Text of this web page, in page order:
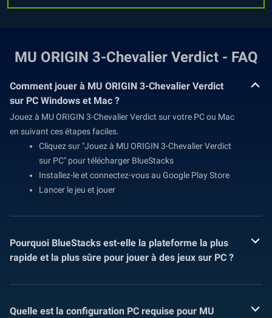
MU ORIGIN 3-Chevalier Verdict - FAQ
Comment jouer à MU ORIGIN 3-Chevalier Verdict
sur PC Windows et Mac ?
Jouez à MU ORIGIN 3-Chevalier Verdict sur votre PC ou Mac
en suivant ces étapes faciles.
Cliquez sur "Jouez à MU ORIGIN 3-Chevalier Verdict
sur PC" pour télécharger BlueStacks
Installez-le et connectez-vous au Google Play Store
Lancer le jeu et jouer
Pourquoi BlueStacks est-elle la plateforme la plus
rapide et la plus sûre pour jouer à des jeux sur PC ?
Quelle est la configuration PC requise pour MU